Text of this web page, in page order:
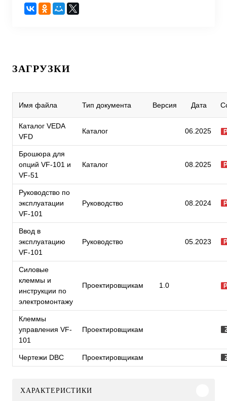
ЗАГРУЗКИ
Имя файла Тип документа Версия Дата
Каталог VEDA
VFD
Каталог 06.2025
Брошюра для
опций VF-101 и
VF-51
Каталог 08.2025
Руководство по
эксплуатации
VF-101
Руководство 08.2024
Ввод в
эксплуатацию
VF-101
Руководство 05.2023
Силовые
клеммы и
инструкции по
электромонтажу
Проектировщикам 1.0
Клеммы
управления VF-
101
Проектировщикам
Чертежи DBC Проектировщикам
ХАРАКТЕРИСТИКИ